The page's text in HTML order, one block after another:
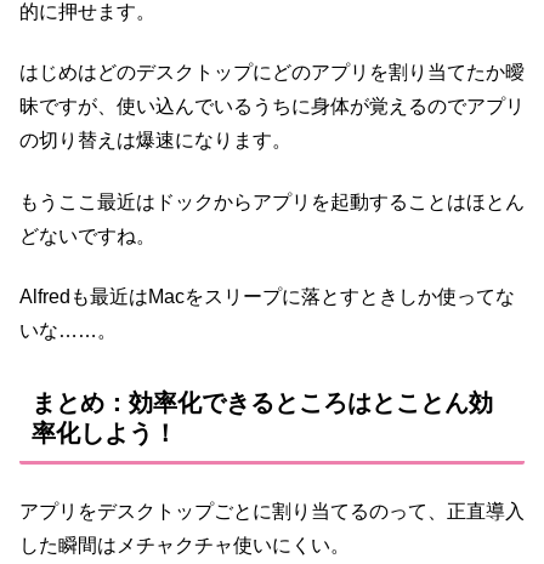
的に押せます。
はじめはどのデスクトップにどのアプリを割り当てたか曖
昧ですが、使い込んでいるうちに身体が覚えるのでアプリ
の切り替えは爆速になります。
もうここ最近はドックからアプリを起動することはほとん
どないですね。
Alfredも最近はMacをスリープに落とすときしか使ってな
いな……。
まとめ：効率化できるところはとことん効
率化しよう！
アプリをデスクトップごとに割り当てるのって、正直導入
した瞬間はメチャクチャ使いにくい。